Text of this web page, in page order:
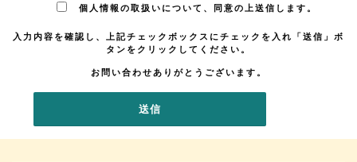
個人情報の取扱いについて、同意の上送信します。
入力内容を確認し、上記チェックボックスにチェックを入れ「送信」ボ
タンをクリックしてください。
お問い合わせありがとうございます。